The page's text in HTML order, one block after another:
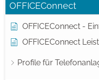
OFFICEConnect
OFFICEConnect -
OFFICEConnect
Profile für